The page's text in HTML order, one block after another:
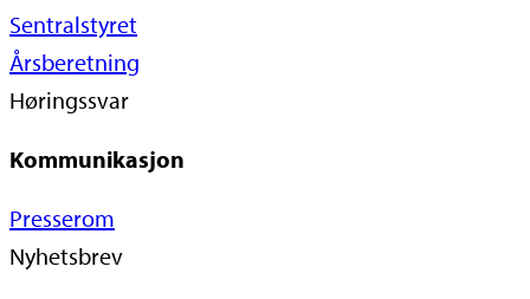
Sentralstyret
Årsberetning
Høringssvar
Kommunikasjon
Presserom
Nyhetsbrev